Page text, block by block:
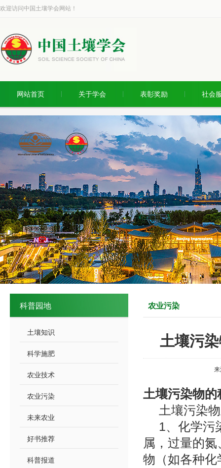
欢迎访问中国土壤学会网站！
网站首页 关于学会 表彰奖励 社会
科普园地
土壤知识
科学施肥
农业技术
农业污染
未来农业
好书推荐
科普报道
农业污染
土壤污
土壤污染物
土壤污染
1、化学污
属，过量的
物（如各种